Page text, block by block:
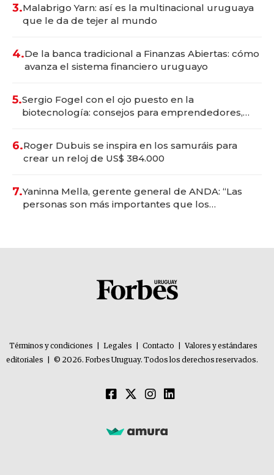
3.Malabrigo Yarn: así es la multinacional uruguaya
que le da de tejer al mundo
4.De la banca tradicional a Finanzas Abiertas: cómo
avanza el sistema financiero uruguayo
5.Sergio Fogel con el ojo puesto en la
biotecnología: consejos para emprendedores,
6.Roger Dubuis se inspira en los samuráis para
crear un reloj de US$ 384.000
7.Yaninna Mella, gerente general de ANDA: “Las
personas son más importantes que los
Términos y condiciones Legales Contacto
Valores y estándares
editoriales
© 2026. Forbes Uruguay. Todos los derechos reservados.